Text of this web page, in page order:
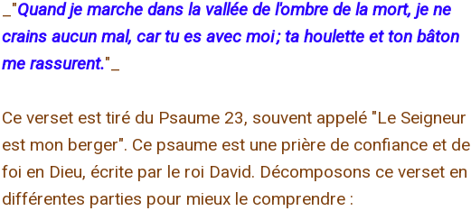
_"Quand je marche dans la vallée de l'ombre de la mort, je ne
crains aucun mal, car tu es avec moi ; ta houlette et ton bâton
me rassurent."_
Ce verset est tiré du Psaume 23, souvent appelé "Le Seigneur
est mon berger". Ce psaume est une prière de confiance et de
foi en Dieu, écrite par le roi David. Décomposons ce verset en
différentes parties pour mieux le comprendre :